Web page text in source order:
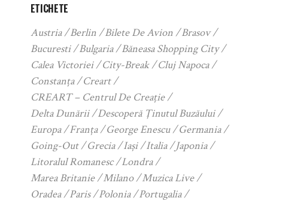
ETICHETE
Austria Berlin Bilete De Avion
Brasov
Bucuresti
Bulgaria
Băneasa Shopping City
Calea Victoriei
City-Break
Cluj Napoca
Constanța
Creart
CREART – Centrul De Creație
Delta Dunării
Descoperă Ținutul Buzăului
Europa
Franța George Enescu
Germania
Going-Out
Grecia Iași Italia
Japonia
Litoralul Romanesc
Londra
Marea Britanie
Milano
Muzica Live
Oradea
Paris Polonia
Portugalia